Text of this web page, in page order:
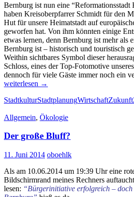
Bernburg ist nun eine
haben Kreisoberpfarrer Schmidt für den
Hut für unsere Heimatstadt auf
geworfen hat. Von ihm könnten einige
etwas lernen, denn Bernburg ist mehr als
Bernburg ist – historisch und touristisch
Weithin sichtbares Symbol dieser
Schloss, eines der Top-Fotomotive
dennoch für viele Gäste immer noch ein
weiterlesen →
StadtkulturStadtplanungWirtschaftZukunft
Allgemein, Ökologie
Der große Bluff?
11. Juni 2014 oboehlk
Als am 10.06.2014 um 19:39 Uhr eine
Bildschirmrand meines Rechners
lesen: “Bürgerinitiative erfolgreich –